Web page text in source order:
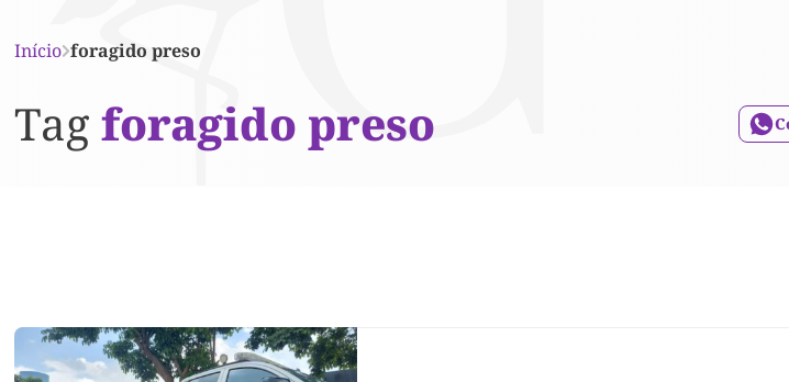
Início foragido preso
Tag foragido preso